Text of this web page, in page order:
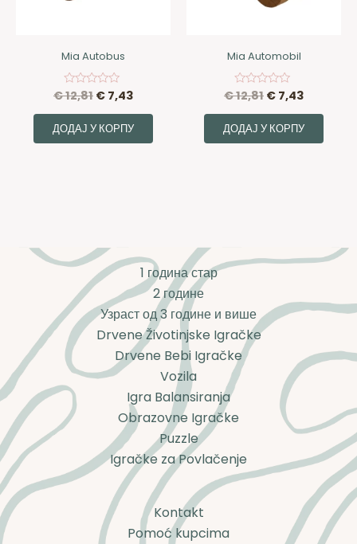
Mia Autobus
Оцењено
0
од
5
€12,81 € 7,43
ДОДАЈ У КОРПУ
Mia Automobil
Оцењено
0
од
5
€12,81 € 7,43
ДОДАЈ У КОРПУ
1 година стар
2 године
Узраст од 3 године и више
Drvene Životinjske Igračke
Drvene Bebi Igračke
Vozila
Igra Balansiranja
Obrazovne Igračke
Puzzle
Igračke za Povlačenje
Kontakt
Pomoć kupcima